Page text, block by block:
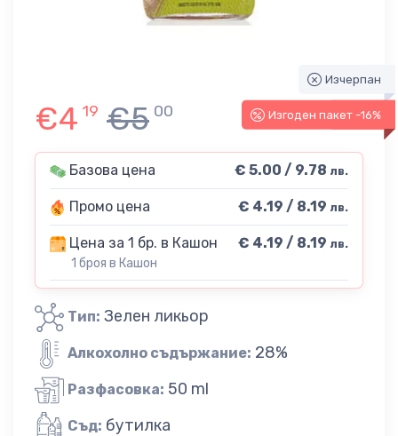
Изчерпан
-16%
Изгоден пакет -16%
€4 19 €5 00
Базова цена € 5.00 / 9.78 лв.
Промо цена € 4.19 / 8.19 лв.
Цена за 1 бр. в Кашон
1 броя в Кашон
€ 4.19 / 8.19 лв.
Тип: Зелен ликьор
Алкохолно съдържание: 28%
Разфасовка: 50 ml
Съд: бутилка